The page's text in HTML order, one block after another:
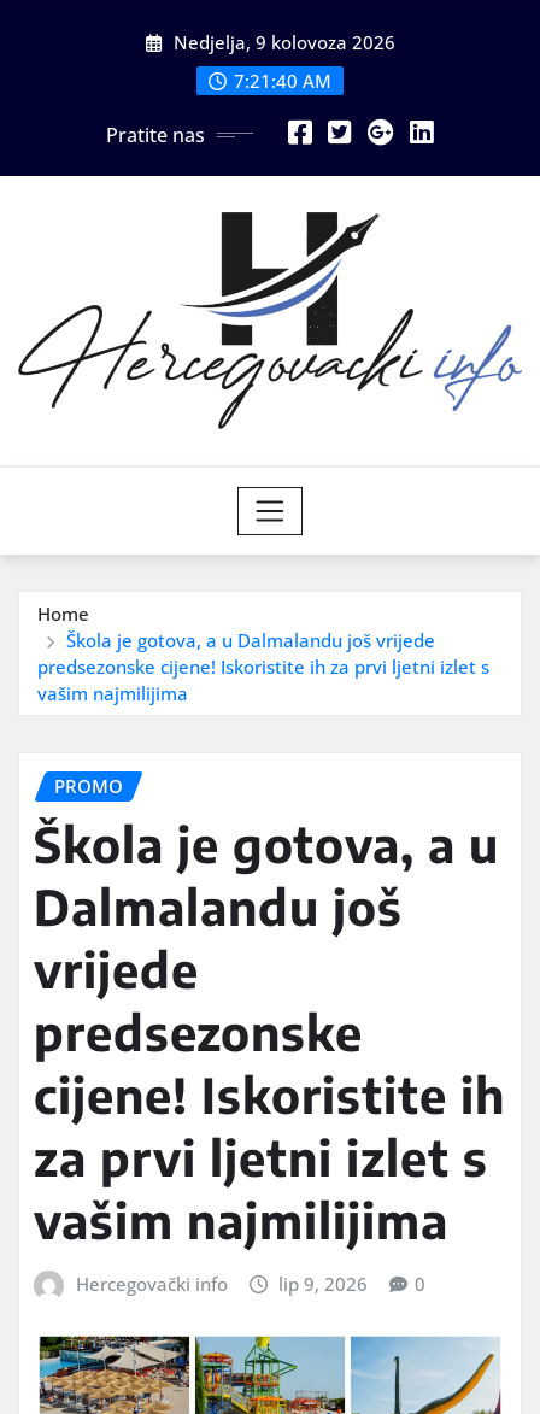
Nedjelja, 9 kolovoza 2026
7:21:42 AM
Pratite nas
Home
Škola je gotova, a u Dalmalandu još vrijede
predsezonske cijene! Iskoristite ih za prvi ljetni izlet s
vašim najmilijima
PROMO
Škola je gotova, a u
Dalmalandu još
vrijede
predsezonske
cijene! Iskoristite ih
za prvi ljetni izlet s
vašim najmilijima
Hercegovački info lip 9, 2026 0